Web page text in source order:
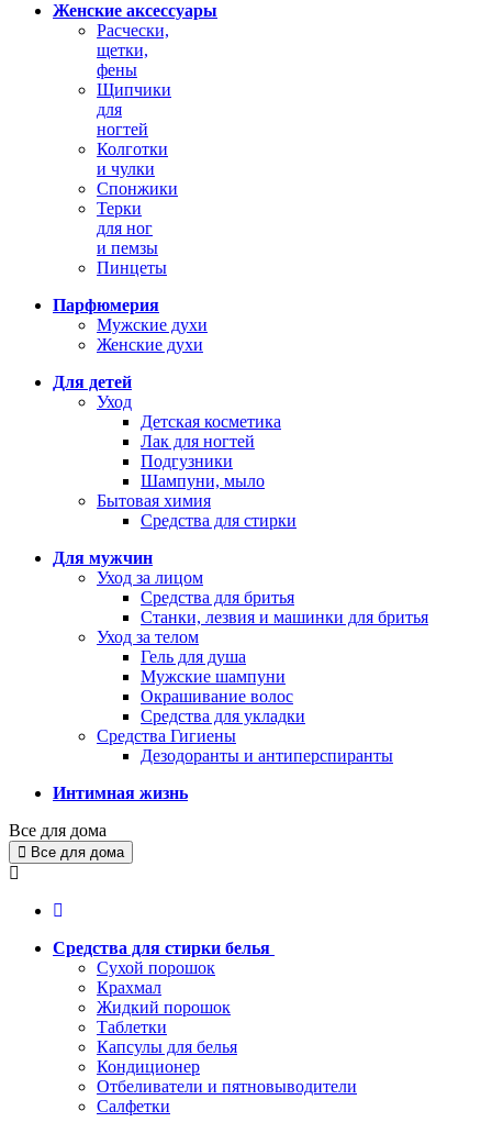
Женские аксессуары
Расчески,
щетки,
фены
Щипчики
для
ногтей
Колготки
и чулки
Спонжики
Терки
для ног
и пемзы
Пинцеты
Парфюмерия
Мужские духи
Женские духи
Для детей
Уход
Детская косметика
Лак для ногтей
Подгузники
Шампуни, мыло
Бытовая химия
Средства для стирки
Для мужчин
Уход за лицом
Средства для бритья
Станки, лезвия и машинки для бритья
Уход за телом
Гель для душа
Мужские шампуни
Окрашивание волос
Средства для укладки
Средства Гигиены
Дезодоранты и антиперспиранты
Интимная жизнь
Все для дома
Все для дома
Средства для стирки белья
Сухой порошок
Крахмал
Жидкий порошок
Таблетки
Капсулы для белья
Кондиционер
Отбеливатели и пятновыводители
Салфетки